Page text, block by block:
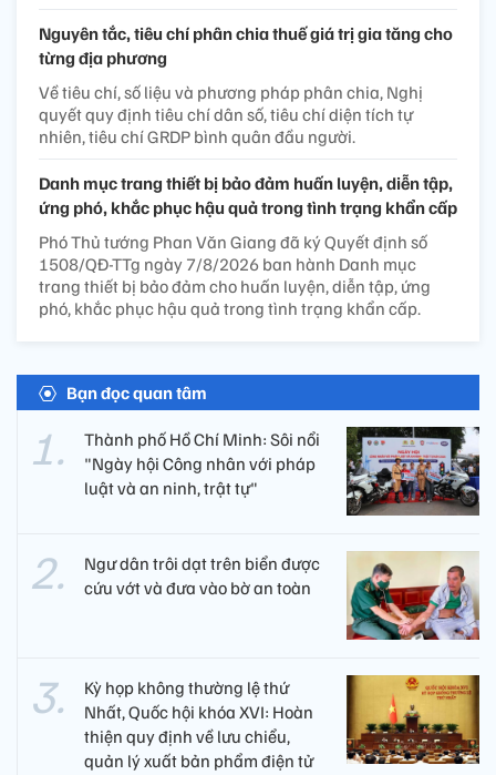
Nguyên tắc, tiêu chí phân chia thuế giá trị gia tăng cho
từng địa phương
Về tiêu chí, số liệu và phương pháp phân chia, Nghị
quyết quy định tiêu chí dân số, tiêu chí diện tích tự
nhiên, tiêu chí GRDP bình quân đầu người.
Danh mục trang thiết bị bảo đảm huấn luyện, diễn tập,
ứng phó, khắc phục hậu quả trong tình trạng khẩn cấp
Phó Thủ tướng Phan Văn Giang đã ký Quyết định số
1508/QĐ-TTg ngày 7/8/2026 ban hành Danh mục
trang thiết bị bảo đảm cho huấn luyện, diễn tập, ứng
phó, khắc phục hậu quả trong tình trạng khẩn cấp.
Bạn đọc quan tâm
Thành phố Hồ Chí Minh: Sôi nổi
"Ngày hội Công nhân với pháp
luật và an ninh, trật tự"
Ngư dân trôi dạt trên biển được
cứu vớt và đưa vào bờ an toàn
Kỳ họp không thường lệ thứ
Nhất, Quốc hội khóa XVI: Hoàn
thiện quy định về lưu chiểu,
quản lý xuất bản phẩm điện tử